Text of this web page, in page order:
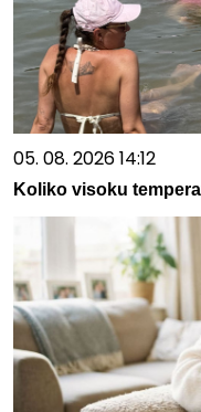
05. 08. 2026 14:12
Koliko visoku